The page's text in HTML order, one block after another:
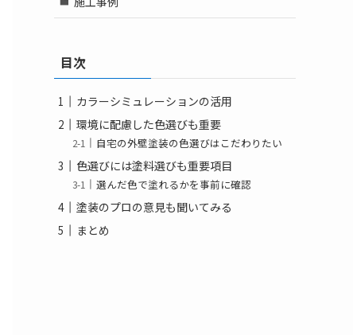
目次
カラーシミュレーションの活用
環境に配慮した色選びも重要
自宅の外壁塗装の色選びはこだわりたい
色選びには塗料選びも重要項目
選んだ色で塗れるかを事前に確認
塗装のプロの意見も聞いてみる
まとめ